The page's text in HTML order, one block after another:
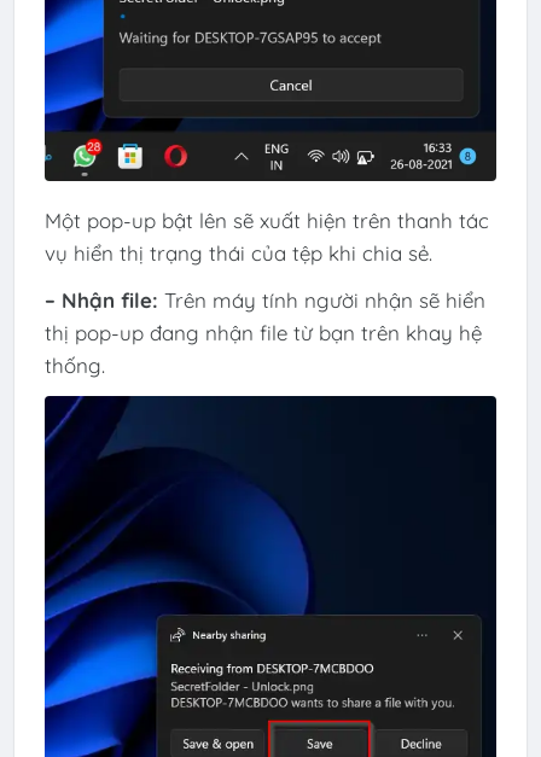
Một pop-up bật lên sẽ xuất hiện trên thanh tác
vụ hiển thị trạng thái của tệp khi chia sẻ.
– Nhận file: Trên máy tính người nhận sẽ hiển
thị pop-up đang nhận file từ bạn trên khay hệ
thống.